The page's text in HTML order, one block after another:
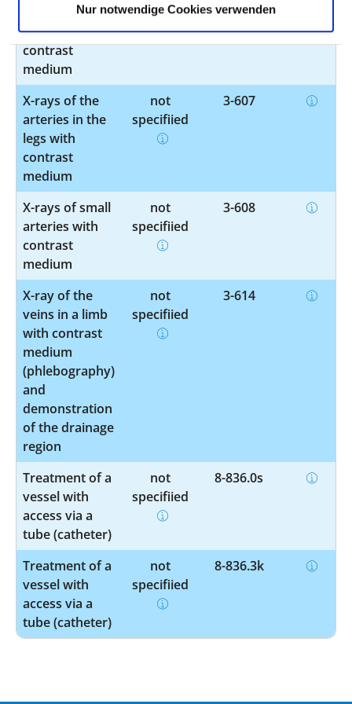
Nur notwendige Cookies verwenden
arteries in the
abdomen with
contrast
medium
specified
X-rays of the
arteries in the
legs with
contrast
medium
not
specified
3-607
X-rays of small
arteries with
contrast
medium
not
specified
3-608
X-ray of the
veins in a limb
with contrast
medium
(phlebography)
and
demonstration
of the drainage
region
not
specified
3-614
Treatment of a
vessel with
access via a
tube (catheter)
not
specified
8-836.0s
Treatment of a
vessel with
access via a
tube (catheter)
not
specified
8-836.3k